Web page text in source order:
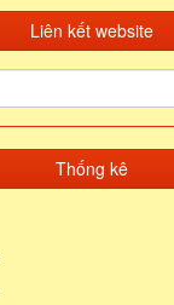
Liên kết website
Thống kê